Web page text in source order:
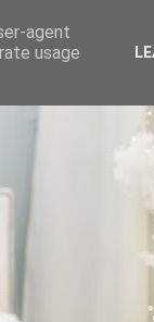
agent
usage